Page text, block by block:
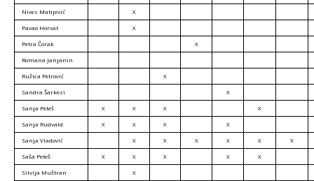
Nives Matijević X
Pavao Horvat X
Petra Čorak X
Romana Janjanin
Ružica Petrović X
Sandra Šarkezi X
Sanja Peteš X X X X
Sanja Rudvald X X X X
Sanja Vladović X X X X X X
Saša Peteš X X X X X
Silvija Muštran X